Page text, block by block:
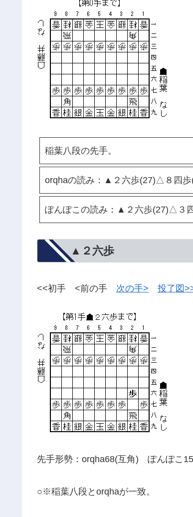
稲葉八段の先手。
orqhaの読み：▲２六歩(27)△８四
ぽんぽこの読み：▲２六歩(27)△３
▲２六歩
<<初手 <前の手 次の手> 投了図
先手形勢：orqha68(互角) ぽんぽこ
○※稲葉八段とorqhaが一致。